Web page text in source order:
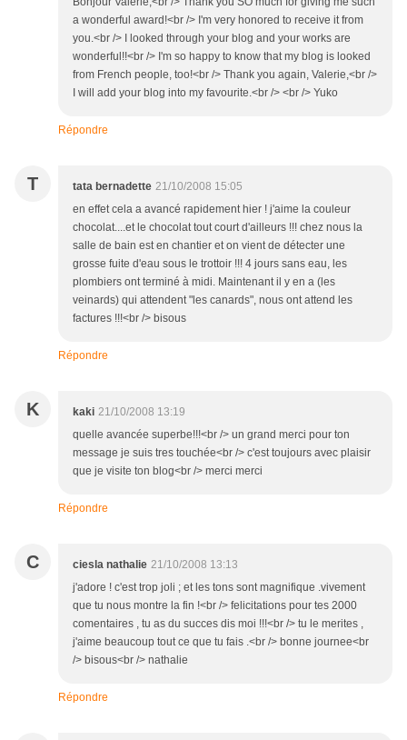
a wonderful award!<br /> I'm very honored to receive it from
you.<br /> I looked through your blog and your works are
wonderful!!<br /> I'm so happy to know that my blog is looked
from French people, too!<br /> Thank you again, Valerie,<br />
I will add your blog into my favourite.<br /> <br /> Yuko
Répondre
T tata bernadette 21/10/2008 15:05
en effet cela a avancé rapidement hier ! j'aime la couleur
chocolat....et le chocolat tout court d'ailleurs !!! chez nous la
salle de bain est en chantier et on vient de détecter une
grosse fuite d'eau sous le trottoir !!! 4 jours sans eau, les
plombiers ont terminé à midi. Maintenant il y en a (les
veinards) qui attendent "les canards", nous ont attend les
factures !!!<br /> bisous
Répondre
K kaki 21/10/2008 13:19
quelle avancée superbe!!!<br /> un grand merci pour ton
message je suis tres touchée<br /> c'est toujours avec plaisir
que je visite ton blog<br /> merci merci
Répondre
C ciesla nathalie 21/10/2008 13:13
j'adore ! c'est trop joli ; et les tons sont magnifique .vivement
que tu nous montre la fin !<br /> felicitations pour tes 2000
comentaires , tu as du succes dis moi !!!<br /> tu le merites ,
j'aime beaucoup tout ce que tu fais .<br /> bonne journee<br
/> bisous<br /> nathalie
Répondre